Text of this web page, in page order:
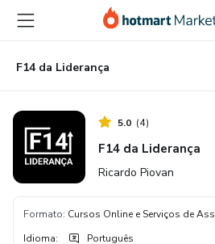
para
conteúdo
principal
para
pagamento
para
rodapéF14 da Liderança
5.0 (4)
F14 da Liderança
Ricardo Piovan
Formato: Cursos Online e Serviços de
Idioma: Português